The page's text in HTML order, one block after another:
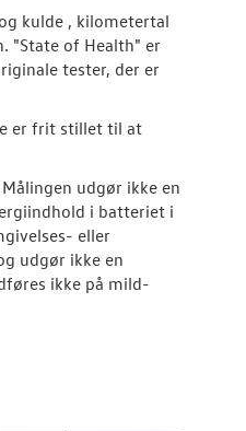
kulde , kilometertal
"State of Health" er
tester, der er
er frit stillet til at
udgør ikke en
i batteriet i
eller
udgør ikke en
ikke på mild-